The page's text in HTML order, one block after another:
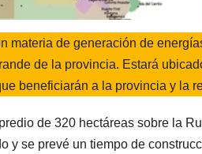
materia de generación de
de la provincia. Estará
beneficiarán a la provincia y la
de 320 hectáreas sobre la
y se prevé un tiempo de